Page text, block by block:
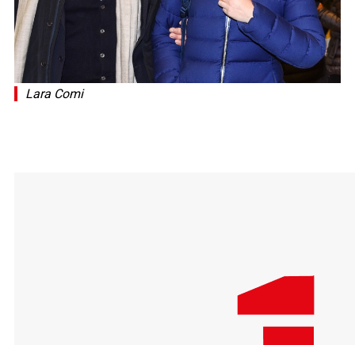
Lara Comi